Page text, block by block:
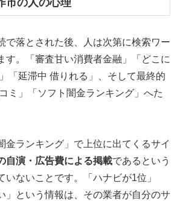
で落とされた後、人は次第に検索ワー
す。「審査甘い消費者金融」「どこに
「延滞中 借りれる」、そして最終的
ミ」「ソフト闇金ランキング」へた
金ランキング」で上位に出てくるサイ
自演・広告費による掲載であるという
いないことです。「ハナビが1位」
」という情報は、その業者が自分のサ